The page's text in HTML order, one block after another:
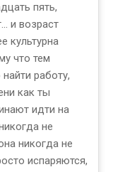
пять,
и возраст
культурна
что тем
работу,
как ты
идти на
не
никогда не
испаряются,